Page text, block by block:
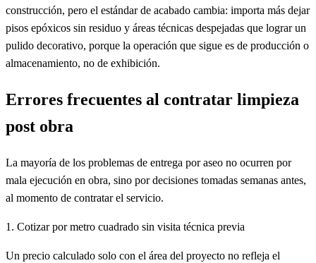
construcción, pero el estándar de acabado cambia: importa más dejar
pisos epóxicos sin residuo y áreas técnicas despejadas que lograr un
pulido decorativo, porque la operación que sigue es de producción o
almacenamiento, no de exhibición.
Errores frecuentes al contratar limpieza
post obra
La mayoría de los problemas de entrega por aseo no ocurren por
mala ejecución en obra, sino por decisiones tomadas semanas antes,
al momento de contratar el servicio.
1. Cotizar por metro cuadrado sin visita técnica previa
Un precio calculado solo con el área del proyecto no refleja el